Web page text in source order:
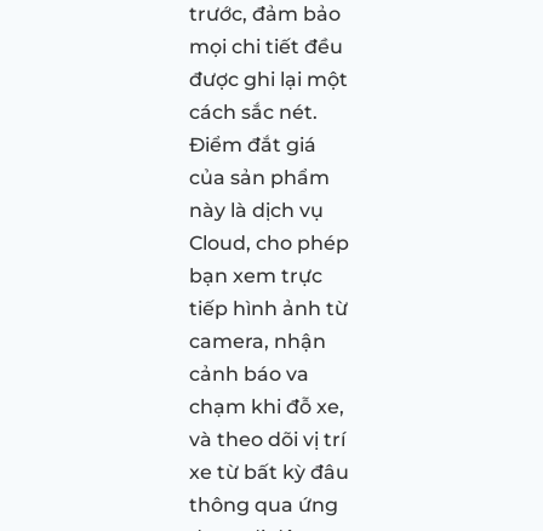
trước, đảm bảo
mọi chi tiết đều
được ghi lại một
cách sắc nét.
Điểm đắt giá
của sản phẩm
này là dịch vụ
Cloud, cho phép
bạn xem trực
tiếp hình ảnh từ
camera, nhận
cảnh báo va
chạm khi đỗ xe,
và theo dõi vị trí
xe từ bất kỳ đâu
thông qua ứng